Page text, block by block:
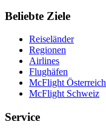
Beliebte Ziele
Reiseländer
Regionen
Airlines
Flughäfen
McFlight Österreich
McFlight Schweiz
Service